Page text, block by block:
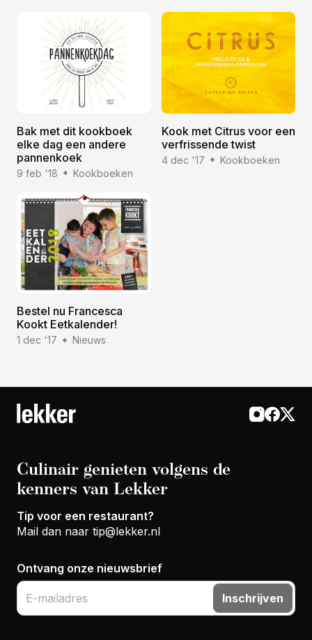
Bak met dit kookboek
elke dag een andere
pannenkoek
9 feb '18 Kookboeken
Kook met Citrus voor een
verfrissende twist
4 dec '17 Kookboeken
Bestel nu Francesca
Kookt Eetkalender!
1 dec '17 Nieuws
Culinair genieten volgens de
kenners van Lekker
Tip voor een restaurant?
Mail dan naar tip@lekker.nl
Ontvang onze nieuwsbrief
Inschrijven